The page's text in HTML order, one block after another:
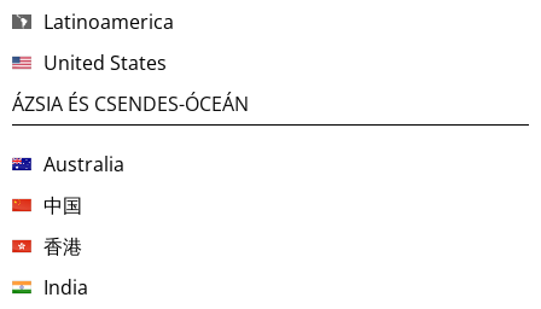
Latinoamerica
United States
ÁZSIA ÉS CSENDES-ÓCEÁN
Australia
中国
香港
India